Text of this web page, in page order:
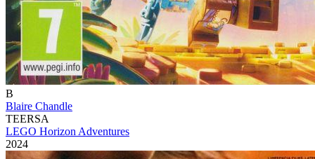
B
Blaire Chandle
TEERSA
LEGO Horizon Adventures
2024